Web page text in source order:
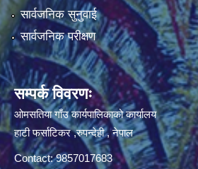
सार्वजनिक सुनुवाई
सार्वजनिक परीक्षण
सम्पर्क विवरणः
ओमसतिया गाँउ कार्यपालिकाको कार्यालय
हाटी फर्साटिकर ,रुपन्देही , नेपाल
Contact: 9857017683